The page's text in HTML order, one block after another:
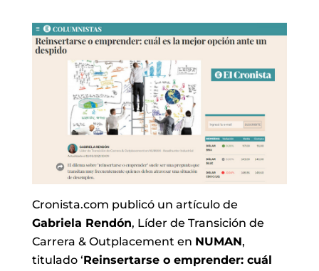
Cronista.com publicó un artículo de
Gabriela Rendón, Líder de Transición de
Carrera & Outplacement en NUMAN,
titulado ‘Reinsertarse o emprender: cuál